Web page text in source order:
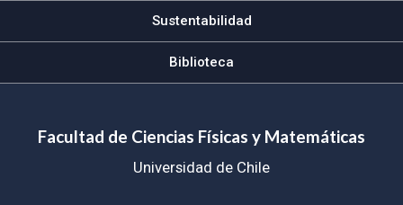
Sustentabilidad
Biblioteca
Facultad de Ciencias Físicas y Matemáticas
Universidad de Chile